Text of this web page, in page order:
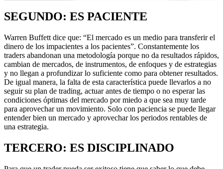
SEGUNDO: ES PACIENTE
Warren Buffett dice que: “El mercado es un medio para transferir el
dinero de los impacientes a los pacientes”. Constantemente los
traders abandonan una metodología porque no da resultados rápidos,
cambian de mercados, de instrumentos, de enfoques y de estrategias
y no llegan a profundizar lo suficiente como para obtener resultados.
De igual manera, la falta de esta característica puede llevarlos a no
seguir su plan de trading, actuar antes de tiempo o no esperar las
condiciones óptimas del mercado por miedo a que sea muy tarde
para aprovechar un movimiento. Solo con paciencia se puede llegar
entender bien un mercado y aprovechar los periodos rentables de
una estrategia.
TERCERO: ES DISCIPLINADO